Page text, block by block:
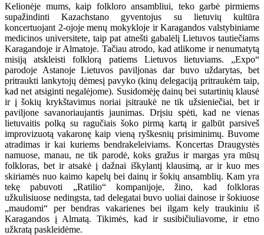
Kelionėje mums, kaip folkloro ansambliui, teko garbė pirmiems
supažindinti Kazachstano gyventojus su lietuvių kultūra
koncertuojant 2-ojoje menų mokykloje ir Karagandos valstybiniame
medicinos universitete, taip pat atnešti gabalėlį Lietuvos tautiečiams
Karagandoje ir Almatoje. Tačiau atrodo, kad atlikome ir nenumatytą
misiją atskleisti folklorą patiems Lietuvos lietuviams. „Expo“
parodoje Astanoje Lietuvos paviljonas dar buvo uždarytas, bet
pritraukti lankytojų dėmesį pavyko (kinų delegaciją pritraukėm taip,
kad net atsiginti negalėjome). Susidomėję dainų bei sutartinių klausė
ir į šokių krykštavimus noriai įsitraukė ne tik užsieniečiai, bet ir
paviljone savanoriaujantis jaunimas. Drįsiu spėti, kad ne vienas
lietuvaitis polką su ragučiais šoko pirmą kartą ir galbūt parsiveš
improvizuotą vakaronę kaip vieną ryškesnių prisiminimų. Buvome
atradimas ir kai kuriems bendrakeleiviams. Koncertas Draugystės
namuose, manau, ne tik parodė, koks gražus ir margas yra mūsų
folkloras, bet ir atsakė į dažnai iškylantį klausimą, ar ir kuo mes
skiriamės nuo kaimo kapelų bei dainų ir šokių ansamblių. Kam yra
tekę pabuvoti „Ratilio“ kompanijoje, žino, kad folkloras
užkulisiuose nedingsta, tad delegatai buvo uoliai dainose ir šokiuose
„maudomi“ per bendras vakarienes bei ilgam kely traukiniu iš
Karagandos į Almatą. Tikimės, kad ir susibičiuliavome, ir etno
užkratą paskleidėme.